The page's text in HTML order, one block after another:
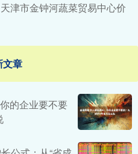
津市金钟河蔬菜贸易中心价
文章
的企业要不要